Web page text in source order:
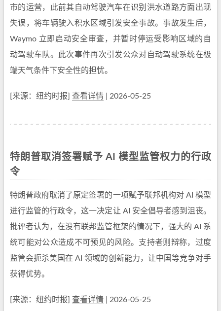
市的运营，此前其自动驾驶汽车在识别洪水道路方面出现
失误，将车辆驶入积水区域引发安全事故。事故发生后，
Waymo 立即启动安全审查，并暂时停运受影响区域的自
动驾驶车队。此次事件再次引发公众对自动驾驶系统在极
端天气条件下安全性的担忧。
[来源：纽约时报] 查看详情 | 2026-05-25
特朗普取消签署赋予 AI 模型监管权力的行政
令
特朗普政府取消了原定签署的一项赋予联邦机构对 AI 模型
进行监管的行政令，这一决定让 AI 安全倡导者感到沮丧。
批评者认为，在没有联邦监管框架的情况下，强大的 AI 系
统可能对公众造成不可预见的风险。支持者则辩称，过度
监管会扼杀美国在 AI 领域的创新能力，让中国等竞争对手
获得优势。
[来源：纽约时报] 查看详情 | 2026-05-25